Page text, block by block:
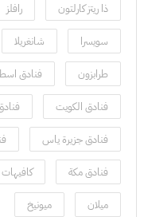
ذا ريتز كارلتون رافلز
سويسرا شانغريلا
طرابزون فنادق
فنادق الكويت
فنادق جزيرة ياس
فنادق مكة كافيهات
ميلان ميونيخ